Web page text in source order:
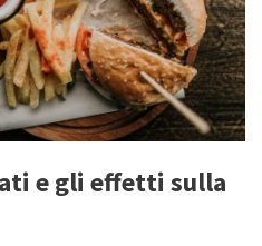
e gli effetti sulla